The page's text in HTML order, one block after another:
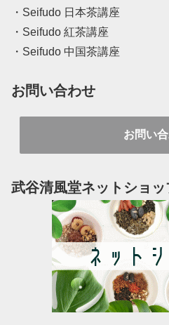
・Seifudo 日本茶講座
・Seifudo 紅茶講座
・Seifudo 中国茶講座
お問い合わせ
お問い
武谷清風堂ネットショッ